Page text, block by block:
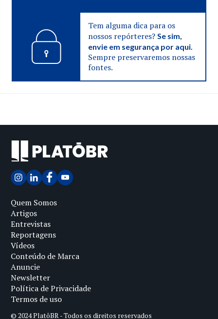
Tem alguma dica para os
nossos repórteres? Se sim,
envie em segurança por aqui.
Sempre preservaremos nossas
fontes.
© 2024 PlatôBR - Todos os direitos reservados
Quem Somos
Artigos
Entrevistas
Reportagens
Vídeos
Conteúdo de Marca
Anuncie
Newsletter
Política de Privacidade
Termos de uso